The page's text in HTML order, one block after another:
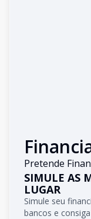
Pretende
SIMULE AS
LUGAR
Simule seu
bancos e